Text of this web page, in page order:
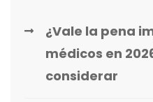
¿Vale la pena
médicos en
considerar